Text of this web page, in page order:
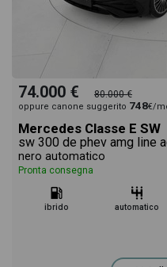
74.000 € 80.000 €
oppure canone suggerito 748€/
Mercedes Classe E SW
sw 300 de phev amg line
nero automatico
Pronta consegna
ibrido automatico